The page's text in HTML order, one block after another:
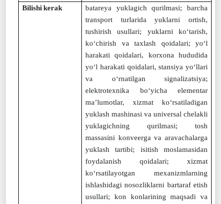
Bilishikerak
batareya yuklagich qurilmasi; barcha
transport turlarida yuklarni ortish,
tushirish usullari; yuklarni ko‘tarish,
ko‘chirish va taxlash qoidalari; yo‘l
harakati qoidalari, korxona hududida
yo‘l harakati qoidalari, stansiya yo‘llari
va o‘rnatilgan signalizatsiya;
elektrotexnika bo‘yicha elementar
ma’lumotlar, xizmat ko‘rsatiladigan
yuklash mashinasi va universal chelakli
yuklagichning qurilmasi; tosh
massasini konveerga va aravachalarga
yuklash tartibi; isitish moslamasidan
foydalanish qoidalari; xizmat
ko‘rsatilayotgan mexanizmlarning
ishlashidagi nosozliklarni bartaraf etish
usullari; kon konlarining maqsadi va